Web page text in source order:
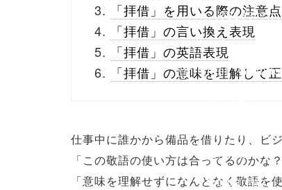
/1003831"
(this.href,
menubar=no,
toolbar=no,
「拝借」を用いる際の注意点
「拝借」の言い換え表現
「拝借」の英語表現
「拝借」の意味を理解して
仕事中に誰かから備品を借りたり、ビ
「この敬語の使い方は合ってるのかな？
「意味を理解せずになんとなく敬語を